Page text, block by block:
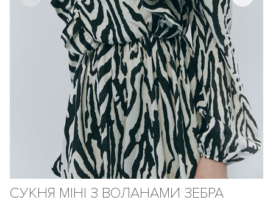
СУКНЯ МІНІ З ВОЛАНАМИ ЗЕБРА